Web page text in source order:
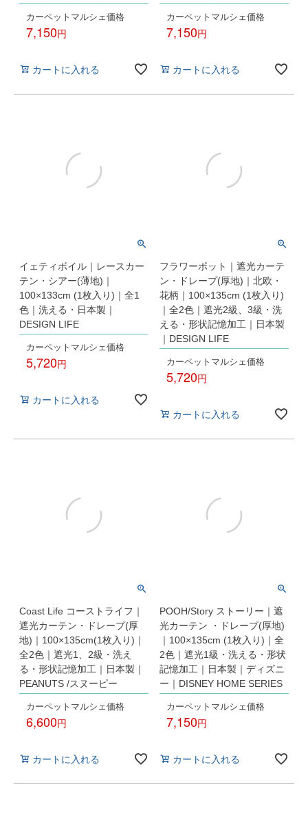
カーペットマルシェ価格
7,150
カートに入れる
カーペットマルシェ価格
7,150
カートに入れる
イェティボイル｜レースカー
テン・シアー(薄地)｜
100×133cm (1枚入り)｜全1
色｜洗える・日本製｜
DESIGN LIFE
カーペットマルシェ価格
5,720
カートに入れる
フラワーポット｜遮光カーテ
ン・ドレープ(厚地)｜北欧・
花柄｜100×135cm (1枚入り)
｜全2色｜遮光2級、3級・洗
える・形状記憶加工｜日本製
｜DESIGN LIFE
カーペットマルシェ価格
5,720
カートに入れる
Coast Life コーストライフ｜
遮光カーテン・ドレープ(厚
地)｜100×135cm(1枚入り)｜
全2色｜遮光1、2級・洗え
る・形状記憶加工｜日本製｜
PEANUTS /スヌーピー
カーペットマルシェ価格
6,600
カートに入れる
POOH/Story ストーリー｜遮
光カーテン ・ドレープ(厚地)
｜100×135cm (1枚入り)｜全
2色｜遮光1級・洗える・形状
記憶加工｜日本製｜ディズニ
ー｜DISNEY HOME SERIES
カーペットマルシェ価格
7,150
カートに入れる